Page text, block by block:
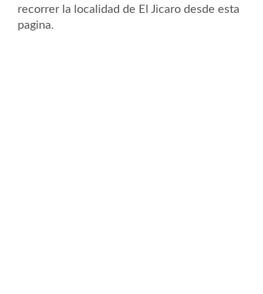
recorrer la localidad de El Jicaro desde esta
pagina.